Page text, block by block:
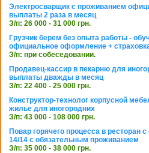
Электросварщик с проживанием
выплаты 2 раза в месяц
З/п: 26 000 - 31 000 грн.
Грузчик берем без опыта работы -
официальное оформление +
З/п: при собеседовании.
Продавец-кассир в пекарню для
выплаты дважды в месяц
З/п: 22 400 - 25 000 грн.
Конструктор-технолог корпусной
жилье для иногородних
З/п: 43 000 - 108 000 грн.
Повар горячего процесса в ресторан
14/14 с обязательным проживанием
З/п: 35 000 - 38 000 грн.